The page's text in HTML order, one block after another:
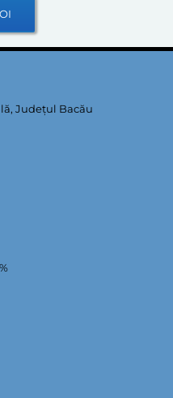
Județul Bacău